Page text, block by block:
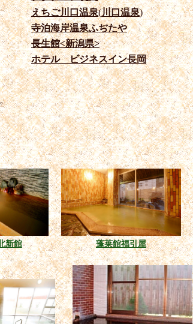
えちご川口温泉(川口温泉)
寺泊海岸温泉ふぢたや
長生館<新潟県>
ホテル ビジネスイン長岡
新館 蓬莱館福引屋